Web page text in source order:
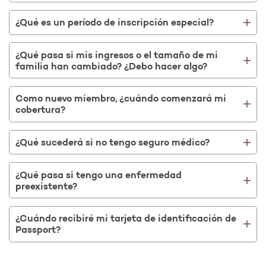
¿Qué es un período de inscripción especial?
¿Qué pasa si mis ingresos o el tamaño de mi
familia han cambiado? ¿Debo hacer algo?
Como nuevo miembro, ¿cuándo comenzará mi
cobertura?
¿Qué sucederá si no tengo seguro médico?
¿Qué pasa si tengo una enfermedad
preexistente?
¿Cuándo recibiré mi tarjeta de identificación de
Passport?